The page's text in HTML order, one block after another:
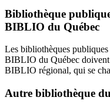
Bibliothèque
BIBLIO du Québec
Les bibliothèques publiques
BIBLIO du Québec doivent
BIBLIO régional, qui se
Autre bibliothèque